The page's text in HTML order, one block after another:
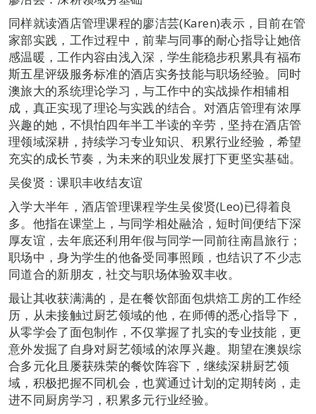
同样就读酒店管理课程的廖洁芸(Karen)表示，目前在管
家部实践，工作过程中，前辈与同事的耐心指导让她倍
感温暖，工作内容由浅入深，学生能稳步积累具有福布
斯五星评级服务标准的酒店实务技能与职场经验。同时
澳旅大的系统理论学习，与工作中的实战操作相辅相
成，真正实现了理论与实践的结合。对酒店管理有浓厚
兴趣的她，不惧怕四年半工半读的辛劳，坚持在酒店管
理领域深耕，持续学习专业知识、积累行业经验，希望
充实的成长节奏，为未来的职业发展打下更坚实基础。
吴俊贤：课职丰收结友谊
入学大半年，酒店管理课程学生吴俊贤(Leo)已得着良
多。他指在课堂上，与同学相处融洽，短时间便结下深
厚友谊，去年底还利用年假与同学一同前往南昌旅行；
职场中，身为学生的他备受同事照顾，也结识了不少志
同道合的新朋友，社交与职场体验双丰收。
最让其收获满满的，是在餐饮部面包烘焙工房的工作经
历，从未接触过厨艺领域的他，在师傅的悉心指导下，
从零学会了面包制作，不仅掌握了扎实的专业技能，更
意外发掘了自身对厨艺领域的浓厚兴趣。期望在澳娱综
合多元化且屡获殊荣的餐饮阵容下，继续深耕厨艺领
域，积极把握不同机会，也冀通过计划的定期转岗，走
进不同厨房学习，积累多元行业经验。